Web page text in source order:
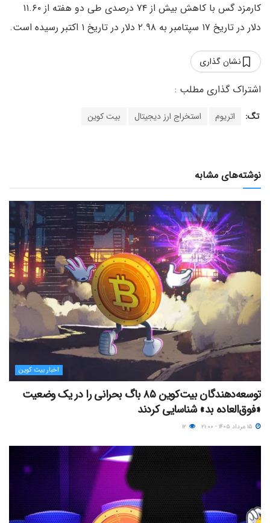
کارمزد گس با کاهش بیش از ۷۴ درصدی طی دو هفته از ۱۱.۶۰
دلار در تاریخ ۱۷ سپتامبر به ۲.۹۸ دلار در تاریخ ۱ اکتبر رسیده است.
نشان گذاری
تگ: اتریوم استخراج ارز دیجیتال بیت کوین
نوشته‌های مشابه
اخبار بیت کوین
توسعه‌دهندگان بیت‌کوین ۸۵ باگ بحرانی را در یک وضعیت
«فوق‌العاده بد» شناسایی کردند